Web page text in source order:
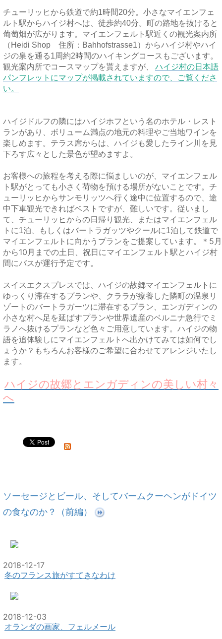
チューリッヒから鉄道で約1時間20分。小さなマイエンフェ
ルト駅からハイジ村へは、徒歩約40分。町の路地を抜けると
葡萄畑が広がります。 マイエンフェルト駅近くの観光案内所
（Heidi Shop 住所：Bahhofstrasse1）からハイジ村やハイ
ジの泉を通る1周約2時間のハイキングコースもございます。
観光案内所でコースマップを貰えますが、
ハイジ村の日本語
パンフレットにマップが掲載されていますので、ご覧くださ
い。
ハイジドルフの隣にはハイジホフという名のホテル・レスト
ランがあり、ボリューム満点の地元の料理やご当地ワインを
楽しめます。テラス席からは、ハイジも愛したライン川を見
下ろす広々とした景色が望めますよ。
お客様への旅程を考える際に悩ましいのが、マイエンフェル
ト駅がとっても小さく荷物を預ける場所がないことです。チ
ューリッヒからサンモリッツへ行く途中に位置するので、途
中下車観光できればベストですが、難しいです。従いまし
て、チューリッヒからの日帰り観光、またはマイエンフェル
トに1泊、もしくはバートラガッツやクールに1泊して鉄道で
マイエンフェルトに向かうプランをご提案しています。＊ 5月
から10月までの土日、祝日にマイエンフェルト駅とハイジ村
間にバスが運行予定です。
スイスエクスプレスでは、ハイジの故郷マイエンフェルトに
ゆっくり滞在するプランや、クララが療養した隣町の温泉リ
ゾートのバートラガーツに滞在するプラン、エンガディンの
小さな村へ足を延ばすプランや世界遺産のベルニナ急行でミ
ラノへ抜けるプランなど色々ご用意しています。ハイジの物
語を追体験しにマイエンフェルトへ出かけてみては如何でし
ょうか？もちろんお客様のご希望に合わせてアレンジいたし
ます。
ハイジの故郷とエンガディンの美しい村々
へ
ソーセージとビール、そしてバームクーヘンがドイツ
の食なのか？（前編）
2018-12-17
冬のフランス旅がすてきなわけ
2018-12-03
オランダの画家、フェルメール